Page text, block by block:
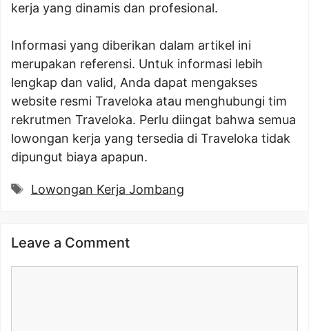
kerja yang dinamis dan profesional.
Informasi yang diberikan dalam artikel ini
merupakan referensi. Untuk informasi lebih
lengkap dan valid, Anda dapat mengakses
website resmi Traveloka atau menghubungi tim
rekrutmen Traveloka. Perlu diingat bahwa semua
lowongan kerja yang tersedia di Traveloka tidak
dipungut biaya apapun.
Tags
Lowongan Kerja Jombang
Leave a Comment